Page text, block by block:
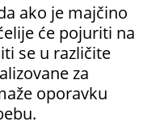
ako je majčino
će pojuriti na
se u različite
za
oporavku